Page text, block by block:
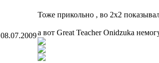
08.07.2009
Тоже прикольно , во 2х2
а вот Great Teacher Onidzuka